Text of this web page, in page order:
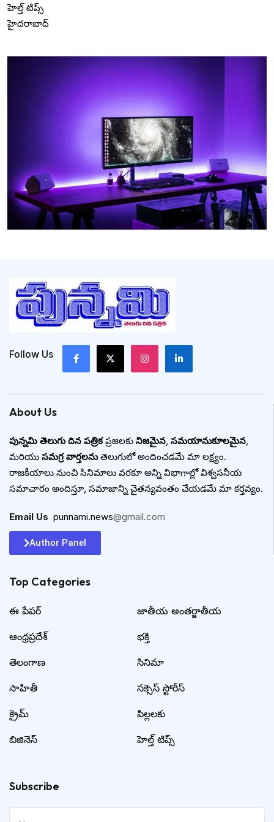
హెల్త్ టిప్స్
హైదరాబాద్
Follow Us
About Us
పున్నమి తెలుగు దిన పత్రికప్రజలకు నిజమైన, సమయానుకూలమైన,
మరియు సమగ్ర వార్తలనుతెలుగులో అందించడమే మా లక్ష్యం.
రాజకీయాలు నుంచి సినిమాలు వరకూ అన్ని విభాగాల్లో విశ్వసనీయ
సమాచారం అందిస్తూ, సమాజాన్ని చైతన్యవంతం చేయడమే మా కర్తవ్యం.
Email Us punnami.news@gmail.com
Author Panel
Top Categories​
ఈ పేపర్
ఆంధ్రప్రదేశ్
తెలంగాణ
సాహితీ
క్రైమ్
బిజినెస్
జాతీయ అంతర్జాతీయ
భక్తి
సినిమా
సక్సెస్ స్టోరీస్
పిల్లలకు
హెల్త్ టిప్స్
Subscribe